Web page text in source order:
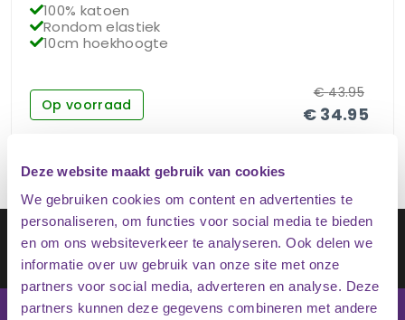
Deze website maakt gebruik van cookies
We gebruiken cookies om content en advertenties te
personaliseren, om functies voor social media te bieden
en om ons websiteverkeer te analyseren. Ook delen we
informatie over uw gebruik van onze site met onze
partners voor social media, adverteren en analyse. Deze
partners kunnen deze gegevens combineren met andere
100% katoen
Rondom elastiek
10cm hoekhoogte
Op voorraad € 34.95
€43.95
Schrijf je in op onze nieuwsbrief
Inschrijven